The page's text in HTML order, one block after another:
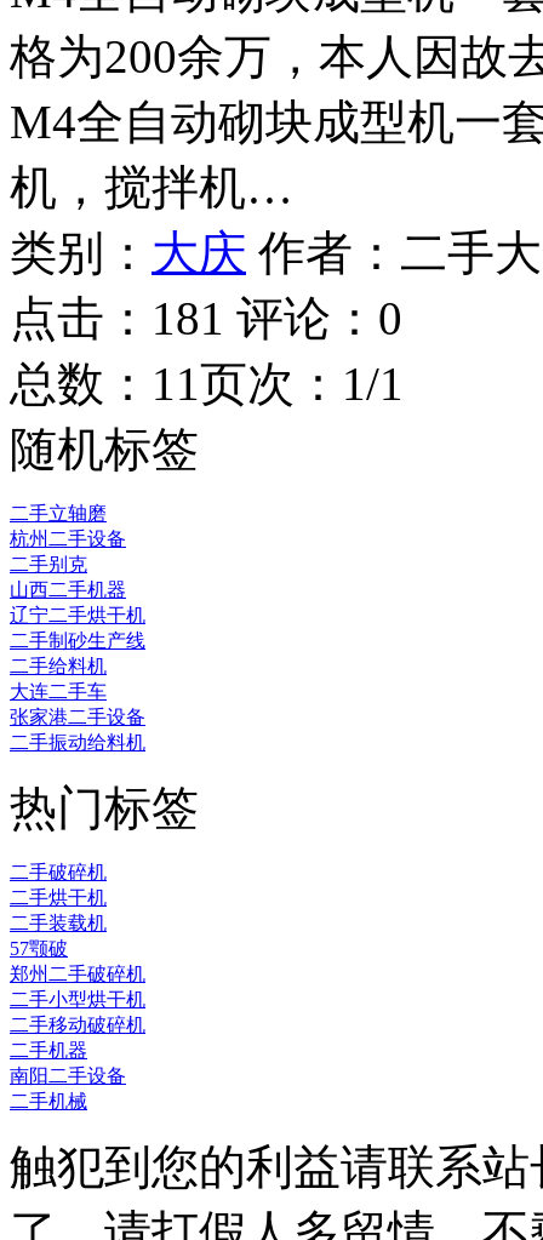
格为200余万，本人因故
M4全自动砌块成型机一
机，搅拌机…
类别： 大庆 作者： 二手
点击： 181 评论： 0
总数：11页次：1/1
随机标签
二手立轴磨
杭州二手设备
二手别克
山西二手机器
辽宁二手烘干机
二手制砂生产线
二手给料机
大连二手车
张家港二手设备
二手振动给料机
热门标签
二手破碎机
二手烘干机
二手装载机
57颚破
郑州二手破碎机
二手小型烘干机
二手移动破碎机
二手机器
南阳二手设备
二手机械
触犯到您的利益请联系